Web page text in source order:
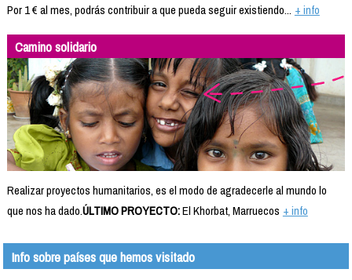
Por 1 € al mes, podrás contribuir a que pueda seguir existiendo... + info
Camino solidario
Realizar proyectos humanitarios, es el modo de agradecerle al mundo lo
que nos ha dado.ÚLTIMO PROYECTO:El Khorbat, Marruecos + info
Info sobre países que hemos visitado